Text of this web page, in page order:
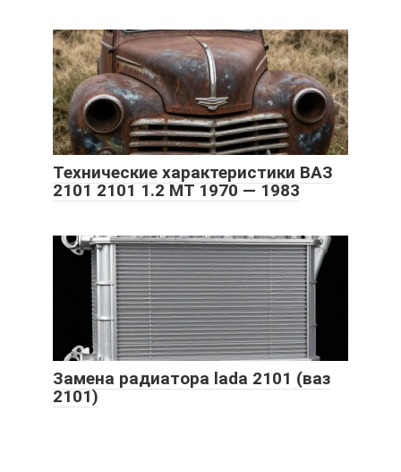
Технические характеристики ВАЗ
2101 2101 1.2 MT 1970 — 1983
Замена радиатора lada 2101 (ваз
2101)